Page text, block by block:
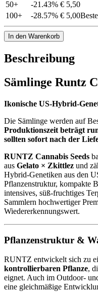
50+ -21.43% € 5,50
100+ -28.57% € 5,00
In den Warenkorb
Beschreibung
Sämlinge Runtz
Ikonische US-Hybrid-
Die Sämlinge werden auf
Produktionszeit beträgt
sollten sofort nach der
RUNTZ Cannabis Seeds
aus Gelato × Zkittlez und
Hybrid-Genetiken aus den
Pflanzenstruktur, kompakte
intensives, süß-fruchtiges
Sammlern hochwertiger
Wiedererkennungswert.
Pflanzenstruktur &
RUNTZ entwickelt sich zu
kontrollierbaren Pflanze,
eignet. Auch im Outdoor-
eine gleichmäßige